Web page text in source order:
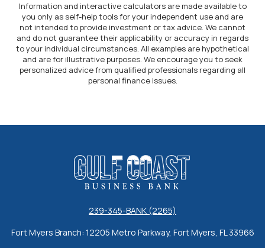
Information and interactive calculators are made available to
you only as self-help tools for your independent use and are
not intended to provide investment or tax advice. We cannot
and do not guarantee their applicability or accuracy in regards
to your individual circumstances. All examples are hypothetical
and are for illustrative purposes. We encourage you to seek
personalized advice from qualified professionals regarding all
personal finance issues.
Gulf Coast Business Bank
239-345-BANK (2265)
Fort Myers Branch: 12205 Metro Parkway, Fort Myers, FL 33966